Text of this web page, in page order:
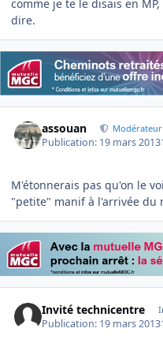
comme je te le disais en
dire.
assouan Modérateur
Publication: 19 mars 2013
M'étonnerais pas qu'on le
"petite" manif à l'arrivée du
Invité technicentre
Publication: 19 mars 2013